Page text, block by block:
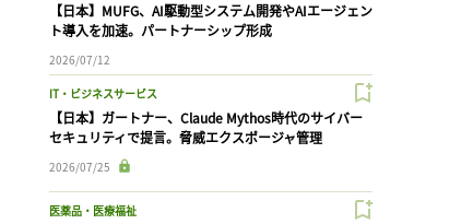
【日本】MUFG、AI駆動型システム開発やAIエージェン
ト導入を加速。パートナーシップ形成
2026/07/12
IT・ビジネスサービス
【日本】ガートナー、Claude Mythos時代のサイバー
セキュリティで提言。脅威エクスポージャ管理
2026/07/25
医薬品・医療福祉